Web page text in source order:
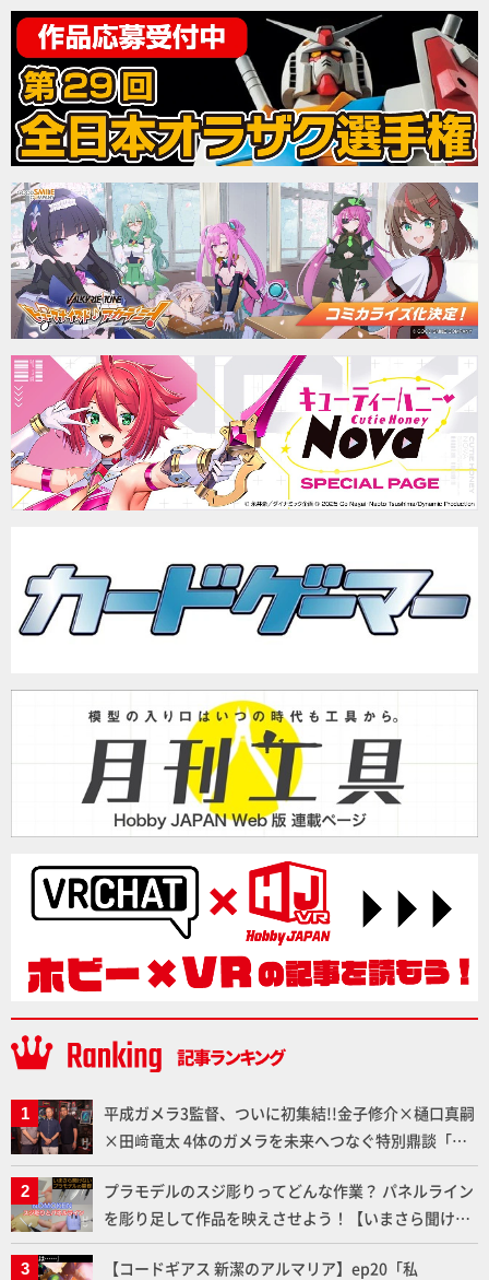
平成ガメラ3監督、ついに初集結!!金子修介×樋口真嗣
×田﨑竜太 4体のガメラを未来へつなぐ特別鼎談「ガ
メラ永久保存化プロジェクト FINAL」
プラモデルのスジ彫りってどんな作業？ パネルライン
を彫り足して作品を映えさせよう！【いまさら聞けな
いプラモデルの基礎：スジ彫りとパネルライン】
【コードギアス 新潔のアルマリア】ep20「私